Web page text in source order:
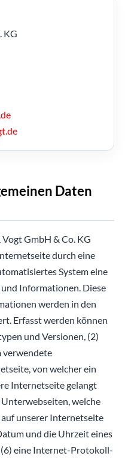
KG
Daten
GmbH & Co. KG
durch eine
System eine
Informationen. Diese
werden in den
Erfasst werden können
und Versionen, (2)
verwendete
von welcher ein
Internetseite gelangt
welche
unserer Internetseite
und die Uhrzeit eines
eine Internet-Protokoll-